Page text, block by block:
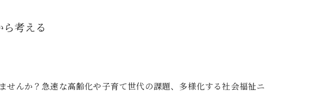
考える
んか？急速な高齢化や子育て世代の課題、多様化する社会福祉ニ